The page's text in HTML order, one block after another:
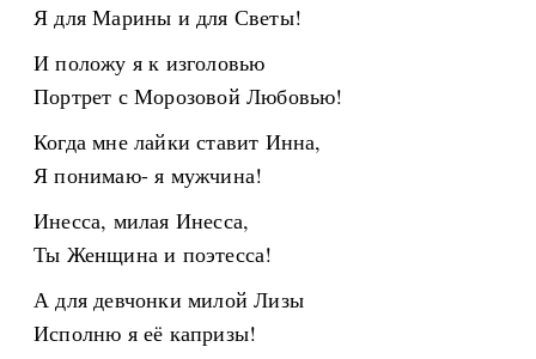
Я для Марины и для Светы!
И положу я к изголовью
Портрет с Морозовой Любовью!
Когда мне лайки ставит Инна,
Я понимаю- я мужчина!
Инесса, милая Инесса,
Ты Женщина и поэтесса!
А для девчонки милой Лизы
Исполню я её капризы!